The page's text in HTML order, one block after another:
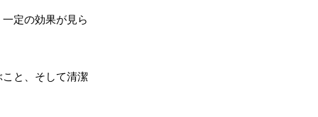
定の効果が見ら
と、そして清潔